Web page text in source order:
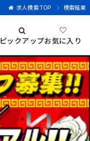
求人検索 TOP 検索結果
ピックアップ
♡
お気に入り